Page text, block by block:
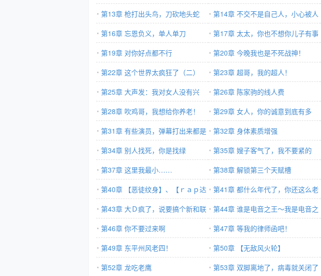
第13章 枪打出头鸟，刀砍地头蛇
第14章 不交不是自己人，小心被人
打
第16章 忘恩负义，单人单刀
第17章 太太，你也不想你儿子有事
吧？
第19章 对你好点都不行
第20章 今晚我也是不死战神！
第22章 这个世界太疯狂了（二）
第23章 超哥，我的超人！
第25章 大声发：我对女人没有兴
趣！
第26章 陈家驹的线人费
第28章 吹鸡哥，我想给你养老！
第29章 女人，你的诚意到底有多
大？
第31章 有些演员，弹幕打出来都是
绿色的
第32章 身体素质增强
第34章 别人找死，你是找绿
第35章 嫂子客气了，我不要紧的
第37章 这里我最小……
第38章 解锁第三个天赋槽
第40章 【恶徒纹身】、【ｒａｐ达
人】
第41章 都什么年代了，你还这么老
土？
第43章 大Ｄ疯了，说要搞个新和联
胜出来
第44章 谁是电音之王～我是电音之
王～
第46章 你不要过来啊
第47章 等我的律师函吧！
第49章 东平州风老四！
第50章 【无敌风火轮】
第52章 龙吃老鹰
第53章 双脚离地了，病毒就关闭了